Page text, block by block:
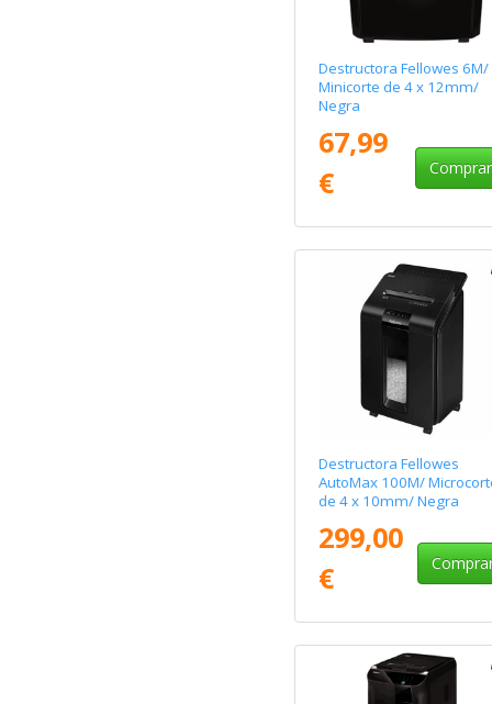
Destructora Fellowes 6M/
Minicorte de 4 x 12mm/
Negra
67,99
€
Comprar
Destructora Fellowes
AutoMax 100M/
de 4 x 10mm/ Negra
299,00
€